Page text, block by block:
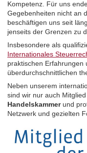
Kompetenz. Für uns
Gegebenheiten nicht an
beschäftigen uns seit
jenseits der Grenzen zu
Insbesondere als
Internationales
praktischen Erfahrungen
überdurchschnittlichen
Neben unserem
sind wir nur auch
Handelskammerund
Netzwerk und gezielten